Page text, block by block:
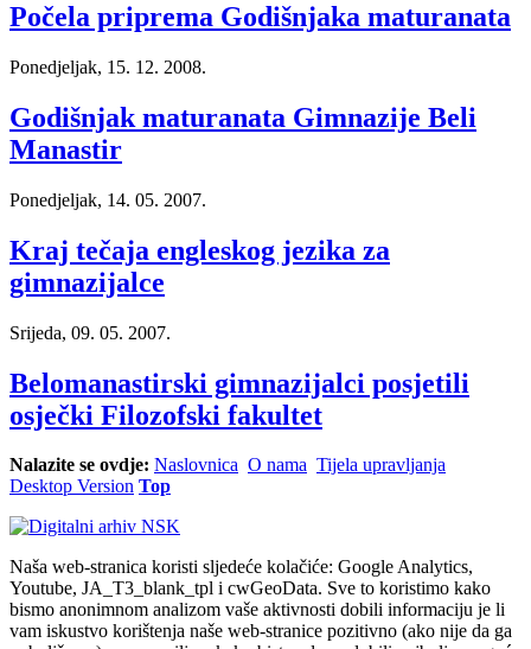
Počela priprema Godišnjaka maturanata
Ponedjeljak, 15. 12. 2008.
Godišnjak maturanata Gimnazije Beli
Manastir
Ponedjeljak, 14. 05. 2007.
Kraj tečaja engleskog jezika za
gimnazijalce
Srijeda, 09. 05. 2007.
Belomanastirski gimnazijalci posjetili
osječki Filozofski fakultet
Nalazite se ovdje: Naslovnica O nama Tijela upravljanja
Desktop Version Top
Naša web-stranica koristi sljedeće kolačiće: Google Analytics,
Youtube, JA_T3_blank_tpl i cwGeoData. Sve to koristimo kako
bismo anonimnom analizom vaše aktivnosti dobili informaciju je li
vam iskustvo korištenja naše web-stranice pozitivno (ako nije da ga